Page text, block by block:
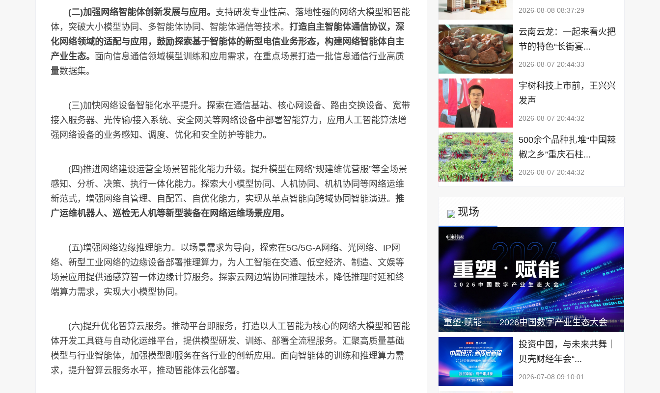
(二)加强网络智能体创新发展与应用。 支持研发专业性高、落地性强的网络大模型和智能
体，突破大小模型协同、多智能体协同、智能体通信等技术。 打造自主智能体通信协议，深
化网络领域的适配与应用，鼓励探索基于智能体的新型电信业务形态，构建网络智能体自主
产业生态。 面向信息通信领域模型训练和应用需求，在重点场景打造一批信息通信行业高质
量数据集。
(三)加快网络设备智能化水平提升。探索在通信基站、核心网设备、路由交换设备、宽带
接入服务器、光传输/接入系统、安全网关等网络设备中部署智能算力，应用人工智能算法增
强网络设备的业务感知、调度、优化和安全防护等能力。
(四)推进网络建设运营全场景智能化能力升级。提升模型在网络“规建维优营服”等全场景
感知、分析、决策、执行一体化能力。探索大小模型协同、人机协同、机机协同等网络运维
新范式，增强网络自管理、自配置、自优化能力，实现从单点智能向跨域协同智能演进。 推
广运维机器人、巡检无人机等新型装备在网络运维场景应用。
(五)增强网络边缘推理能力。以场景需求为导向，探索在5G/5G-A网络、光网络、IP网
络、新型工业网络的边缘设备部署推理算力，为人工智能在交通、低空经济、制造、文娱等
场景应用提供通感算智一体边缘计算服务。探索云网边端协同推理技术，降低推理时延和终
端算力需求，实现大小模型协同。
(六)提升优化智算云服务。推动平台即服务，打造以人工智能为核心的网络大模型和智能
体开发工具链与自动化运维平台，提供模型研发、训练、部署全流程服务。汇聚高质量基础
模型与行业智能体，加强模型即服务在各行业的创新应用。面向智能体的训练和推理算力需
求，提升智算云服务水平，推动智能体云化部署。
2026-08-08 08:37:29
云南云龙：一起来看火把
节的特色“长街宴...
2026-08-07 20:44:33
宇树科技上市前，王兴兴
发声
2026-08-07 20:44:32
500余个品种扎堆“中国辣
椒之乡”重庆石柱...
2026-08-07 20:44:32
现场
重塑·赋能——2026中国数字产业生态大会
投资中国，与未来共舞｜
贝壳财经年会“...
2026-07-08 09:10:01